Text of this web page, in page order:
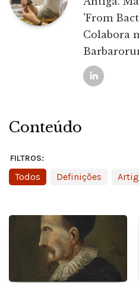
'From
Colabora
Conteúdo
FILTROS:
Todos Definições